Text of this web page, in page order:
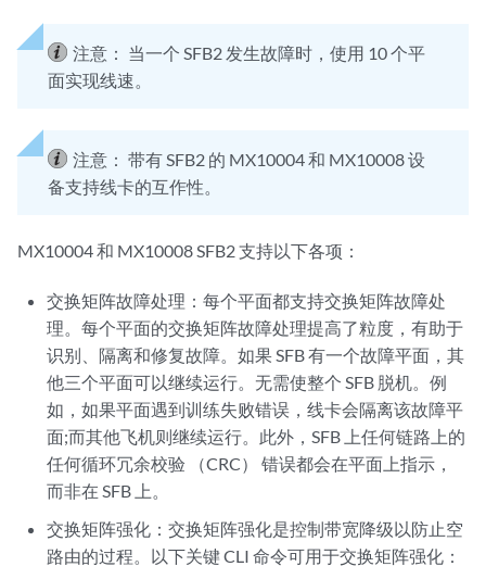
注意： 当一个 SFB2 发生故障时，使用 10 个平
面实现线速。
注意： 带有 SFB2 的 MX10004 和 MX10008 设
备支持线卡的互作性。
MX10004 和 MX10008 SFB2 支持以下各项：
交换矩阵故障处理：每个平面都支持交换矩阵故障处
理。每个平面的交换矩阵故障处理提高了粒度，有助于
识别、隔离和修复故障。如果 SFB 有一个故障平面，其
他三个平面可以继续运行。无需使整个 SFB 脱机。例
如，如果平面遇到训练失败错误，线卡会隔离该故障平
面;而其他飞机则继续运行。此外，SFB 上任何链路上的
任何循环冗余校验 （CRC） 错误都会在平面上指示，
而非在 SFB 上。
交换矩阵强化：交换矩阵强化是控制带宽降级以防止空
路由的过程。以下关键 CLI 命令可用于交换矩阵强化：